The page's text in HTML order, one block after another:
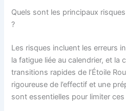
Quels sont les principaux
?
Les risques incluent les erreurs
la fatigue liée au calendrier, et la
transitions rapides de l’Étoile
rigoureuse de l’effectif et une
sont essentielles pour limiter